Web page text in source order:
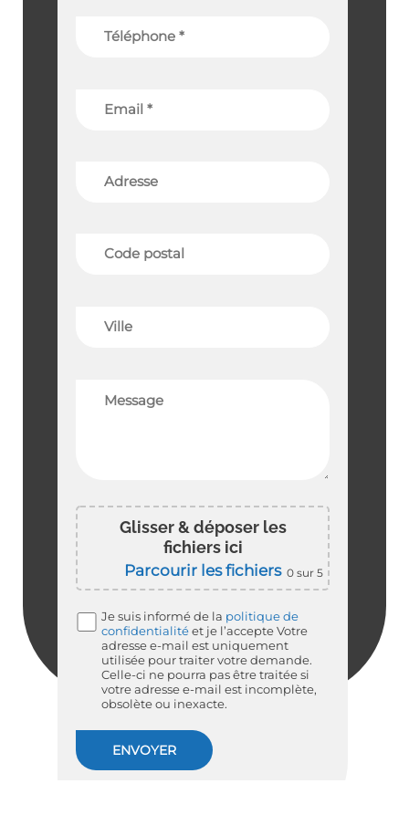
Glisser & déposer les
fichiers ici
Parcourir les fichiers 0 sur 5
Je suis informé de la politique de
confidentialitéet je l’accepteVotre
adresse e-mail est uniquement
utilisée pour traiter votre demande.
Celle-ci ne pourra pas être traitée si
votre adresse e-mail est incomplète,
obsolète ou inexacte.